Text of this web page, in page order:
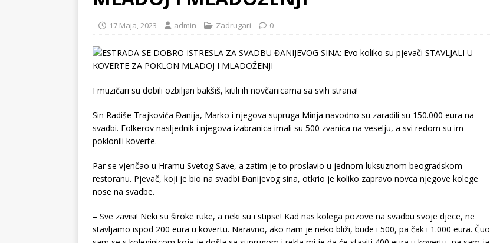
17 Maja, 2023 admin Zadrugari 0
I muzičari su dobili ozbiljan bakšiš, kitili ih novčanicama sa svih strana!
Sin Radiše Trajkovića Đanija, Marko i njegova supruga Minja navodno su zaradili su 150.000 eura na
svadbi. Folkerov nasljednik i njegova izabranica imali su 500 zvanica na veselju, a svi redom su im
poklonili koverte.
Par se vjenčao u Hramu Svetog Save, a zatim je to proslavio u jednom luksuznom beogradskom
restoranu. Pjevač, koji je bio na svadbi Đanijevog sina, otkrio je koliko zapravo novca njegove kolege
nose na svadbe.
– Sve zavisi! Neki su široke ruke, a neki su i stipse! Kad nas kolega pozove na svadbu svoje djece, ne
stavljamo ispod 200 eura u kovertu. Naravno, ako nam je neko bliži, bude i 500, pa čak i 1.000 eura. Čuo